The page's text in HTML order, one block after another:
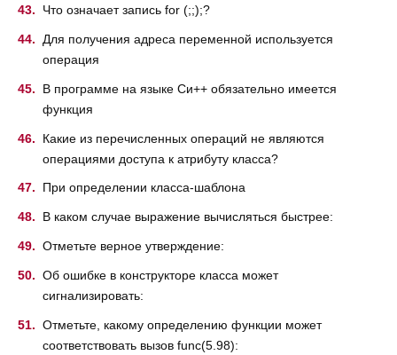
Что означает запись for (;;);?
Для получения адреса переменной используется
операция
В программе на языке Си++ обязательно имеется
функция
Какие из перечисленных операций не являются
операциями доступа к атрибуту класса?
При определении класса-шаблона
В каком случае выражение вычисляться быстрее:
Отметьте верное утверждение:
Об ошибке в конструкторе класса может
сигнализировать:
Отметьте, какому определению функции может
соответствовать вызов func(5.98):